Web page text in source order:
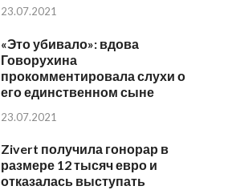
23.07.2021
«Это убивало»: вдова
Говорухина
прокомментировала слухи о
его единственном сыне
23.07.2021
Zivert получила гонорар в
размере 12 тысяч евро и
отказалась выступать